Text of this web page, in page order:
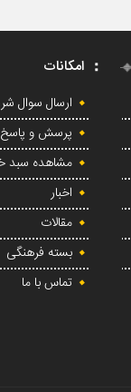
امکانات
ارسال سوال
پرسش و پاسخ
مشاهده سبد
اخبار
مقالات
بسته فرهنگی
تماس با ما